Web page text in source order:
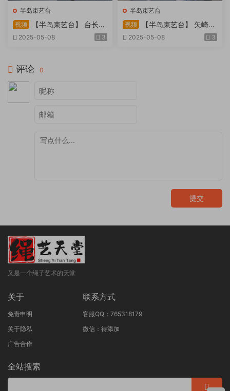
半岛束艺台
视频
【半岛束艺台】 台长不
在的时候
2025-05-08 3
半岛束艺台
视频
【半岛束艺台】 矢崎
泽爱 世界上运气最差的女孩
2025-05-08 3
评论 0
提交
又是一个绳子艺术的天堂
关于
免责申明
关于隐私
广告合作
联系方式
客服QQ：765318179
微信：待添加
全站搜索